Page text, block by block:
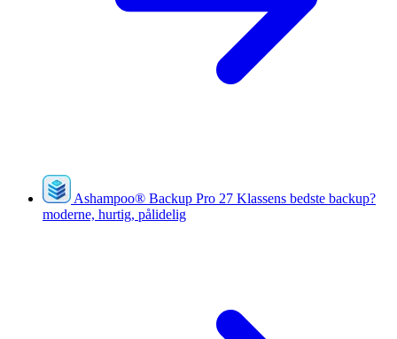
Ashampoo® Backup Pro 27 Klassens bedste backup?
moderne, hurtig, pålidelig